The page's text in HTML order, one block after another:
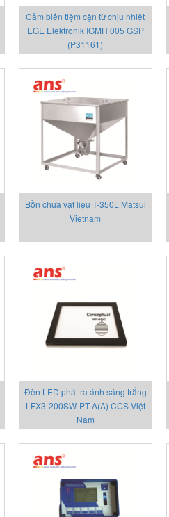
Cảm biến tiệm cận từ chịu nhiệt
EGE Elektronik IGMH 005 GSP
(P31161)
Bồn chứa vật liệu T-350L Matsui
Vietnam
Đèn LED phát ra ánh sáng trắng
LFX3-200SW-PT-A(A) CCS Việt
Nam